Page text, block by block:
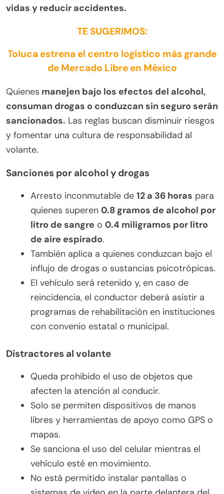
vidas y reducir accidentes.
TE SUGERIMOS:
Toluca estrena el centro logístico más grande
de Mercado Libre en México
Quienes manejen bajo los efectos del alcohol,
consuman drogas o conduzcan sin seguro serán
sancionados. Las reglas buscan disminuir riesgos
y fomentar una cultura de responsabilidad al
volante.
Sanciones por alcohol y drogas
Arresto inconmutable de 12 a 36 horas para
quienes superen 0.8 gramos de alcohol por
litro de sangre o 0.4 miligramos por litro
de aire espirado.
También aplica a quienes conduzcan bajo el
influjo de drogas o sustancias psicotrópicas.
El vehículo será retenido y, en caso de
reincidencia, el conductor deberá asistir a
programas de rehabilitación en instituciones
con convenio estatal o municipal.
Distractores al volante
Queda prohibido el uso de objetos que
afecten la atención al conducir.
Solo se permiten dispositivos de manos
libres y herramientas de apoyo como GPS o
mapas.
Se sanciona el uso del celular mientras el
vehículo esté en movimiento.
No está permitido instalar pantallas o